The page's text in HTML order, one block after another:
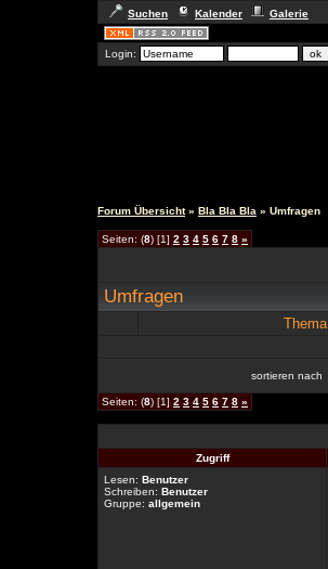
Suchen Kalender Galerie
Login:
Forum Übersicht » Bla Bla Bla » Umfragen
Seiten: (8) [1] 2 3 4 5 6 7 8 »
Umfragen
Thema
sortieren nach
Seiten: (8) [1] 2 3 4 5 6 7 8 »
Zugriff
Lesen: Benutzer
Schreiben: Benutzer
Gruppe: allgemein